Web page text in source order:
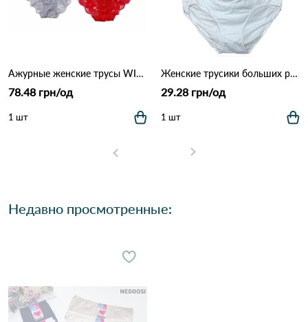
Ажурные женские трусы WILLAIRA 8022 5б Различные цвета
78.48 грн/од
1 шт
Женские трусики больших размеров MAD01 (4XL–7XL) 7F Различные цвета
29.28 грн/од
1 шт
Недавно просмотренные: